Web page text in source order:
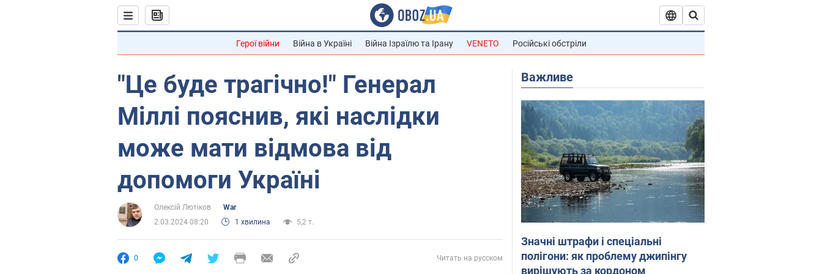
Герої війни Війна в Україні Війна Ізраїлю та Ірану VENETO Російські обстріли
"Це буде трагічно!" Генерал
Міллі пояснив, які наслідки
може мати відмова від
допомоги Україні
Олексій Лютіков
War
2.03.2024 08:20
1 хвилина 5,2 т.
0 Читать на русском
Важливе
Значні штрафи і спеціальні
полігони: як проблему джипінгу
вирішують за кордоном